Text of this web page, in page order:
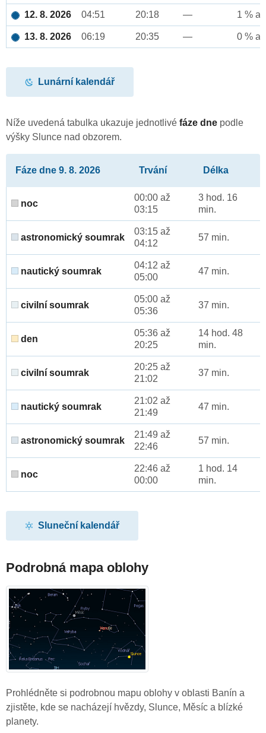
12. 8. 2026 04:51 20:18 — 1 %
13. 8. 2026 06:19 20:35 — 0 %
Lunární kalendář
Níže uvedená tabulka ukazuje jednotlivé fáze dne podle
výšky Slunce nad obzorem.
Fáze dne 9. 8. 2026 Trvání Délka
noc
00:00 až
03:15
3 hod. 16
min.
astronomický soumrak
03:15 až
04:12
57 min.
nautický soumrak
04:12 až
05:00
47 min.
civilní soumrak
05:00 až
05:36
37 min.
den
05:36 až
20:25
14 hod. 48
min.
civilní soumrak
20:25 až
21:02
37 min.
nautický soumrak
21:02 až
21:49
47 min.
astronomický soumrak
21:49 až
22:46
57 min.
noc
22:46 až
00:00
1 hod. 14
min.
Sluneční kalendář
Podrobná mapa oblohy
Prohlédněte si podrobnou mapu oblohy v oblasti Banín a
zjistěte, kde se nacházejí hvězdy, Slunce, Měsíc a blízké
planety.